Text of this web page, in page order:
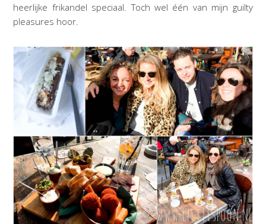
heerlijke frikandel speciaal. Toch wel één van mijn guilty
pleasures hoor.